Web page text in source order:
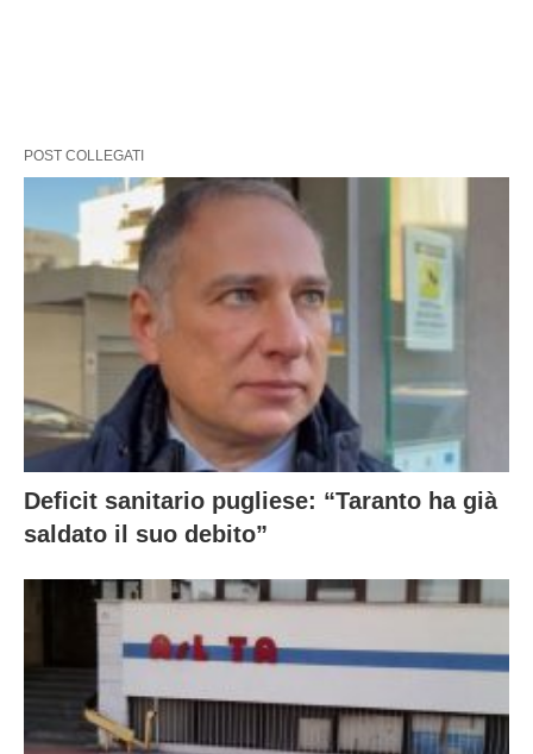
POST COLLEGATI
Deficit sanitario pugliese: “Taranto ha già
saldato il suo debito”